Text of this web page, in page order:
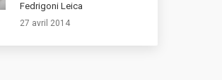
Fedrigoni Leica
27 avril 2014